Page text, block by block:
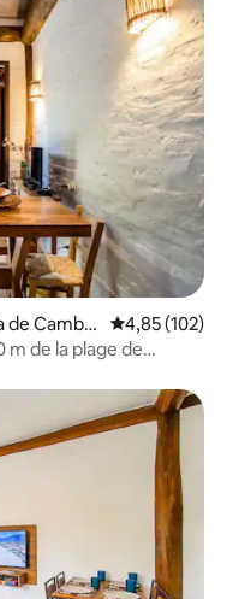
de Cambu
Évaluation
4,85 (102)
de la plage de